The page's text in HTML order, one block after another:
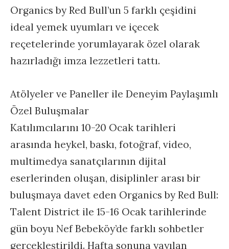
Organics by Red Bull’un 5 farklı çeşidini
ideal yemek uyumları ve içecek
reçetelerinde yorumlayarak özel olarak
hazırladığı imza lezzetleri tattı.
Atölyeler ve Paneller ile Deneyim Paylaşımlı
Özel Buluşmalar
Katılımcılarını 10-20 Ocak tarihleri
arasında heykel, baskı, fotoğraf, video,
multimedya sanatçılarının dijital
eserlerinden oluşan, disiplinler arası bir
buluşmaya davet eden Organics by Red Bull:
Talent District ile 15-16 Ocak tarihlerinde
gün boyu Nef Bebeköy’de farklı sohbetler
gerçekleştirildi. Hafta sonuna yayılan